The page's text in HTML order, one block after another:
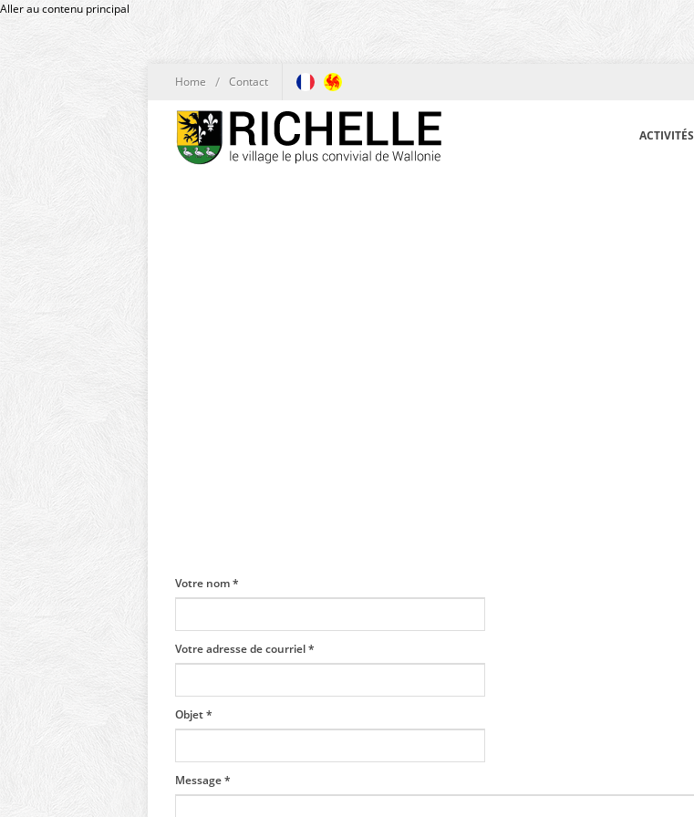
Aller au contenu principal
Home / Contact
ACTIVITÉS
Votre nom*
Votre adresse de courriel*
Objet*
Message*